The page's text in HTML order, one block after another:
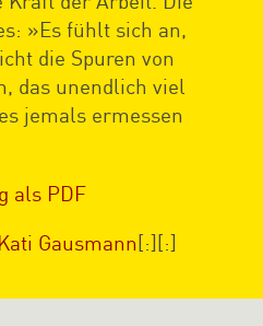
»Es fühlt sich an,
die Spuren von
das unendlich viel
jemals ermessen
als PDF
Gausmann[:][:]